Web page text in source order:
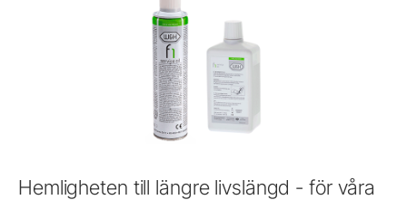
Hemligheten till längre livslängd - för våra